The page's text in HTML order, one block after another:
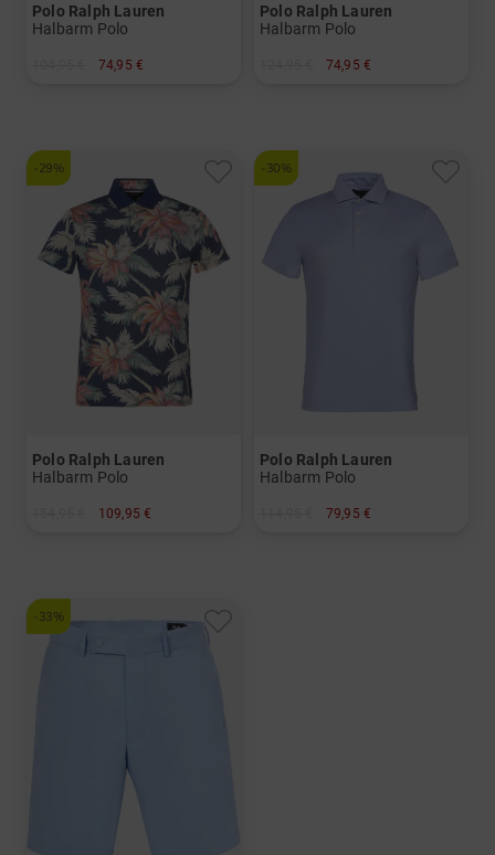
Polo Ralph Lauren
Halbarm Polo
74,95 €
Polo Ralph Lauren
Halbarm Polo
74,95 €
-29%
Polo Ralph Lauren
Halbarm Polo
109,95 €
-30%
Polo Ralph Lauren
Halbarm Polo
79,95 €
-33%